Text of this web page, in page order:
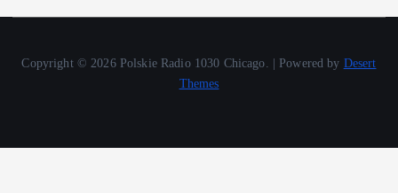
Copyright © 2026 Polskie Radio 1030 Chicago. | Powered by Desert
Themes